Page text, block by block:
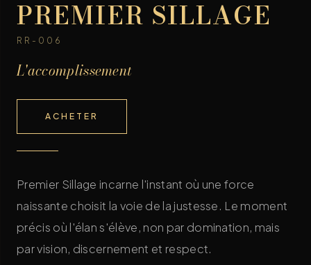
PREMIER SILLAGE
RR-006
L'accomplissement
ACHETER
Premier Sillage incarne l'instant où une force
naissante choisit la voie de la justesse. Le moment
précis où l'élan s'élève, non par domination, mais
par vision, discernement et respect.